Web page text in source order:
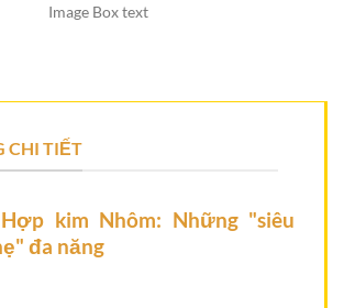
Image Box text
CHI TIẾT
kim Nhôm: Những "siêu
đa năng